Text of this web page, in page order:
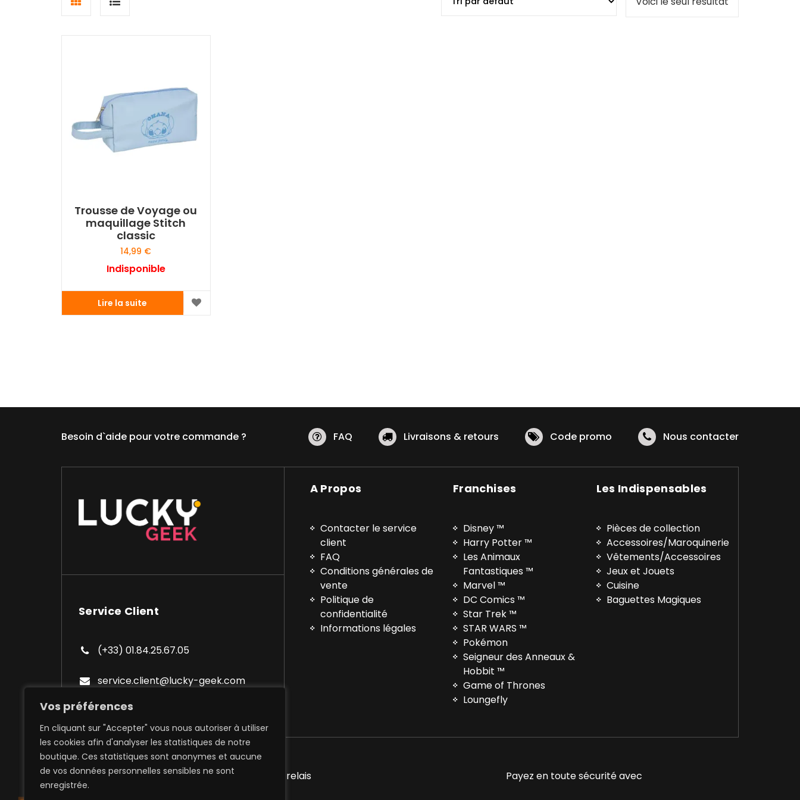
Vos préférences
En cliquant sur "Accepter" vous nous autoriser à utiliser
les cookies afin d'analyser les statistiques de notre
boutique. Ces statistiques sont anonymes et aucune
de vos données personnelles sensibles ne sont
enregistrée.
Trousse de Voyage ou
maquillage Stitch
classic
14,99 €
Indisponible
Lire la suite
Besoin d`aide pour votre commande ? FAQ Livraisons & retours Code promo Nous contacter
Service Client
(+33) 01.84.25.67.05
service.client@lucky-geek.com
A Propos
Contacter le service
client
FAQ
Conditions générales de
vente
Politique de
confidentialité
Informations légales
Franchises
Disney ™
Harry Potter ™
Les Animaux
Fantastiques ™
Marvel ™
DC Comics ™
Star Trek ™
STAR WARS ™
Pokémon
Seigneur des Anneaux &
Hobbit ™
Game of Thrones
Loungefly
Les Indispensables
Pièces de collection
Accessoires/Maroquinerie
Vêtements/Accessoires
Jeux et Jouets
Cuisine
Baguettes Magiques
Expédition à domicile et points relais Payez en toute sécurité avec